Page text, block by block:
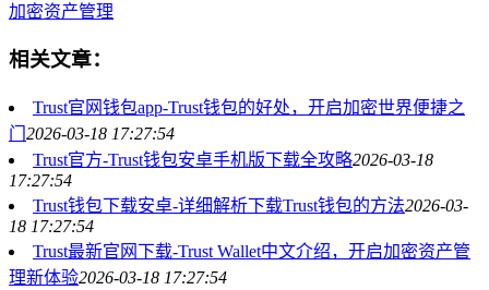
加密资产管理
相关文章：
Trust官网钱包app-Trust钱包的好处，开启加密世界便捷之
门 2026-03-18 17:27:54
Trust官方-Trust钱包安卓手机版下载全攻略2026-03-18
17:27:54
Trust钱包下载安卓-详细解析下载Trust钱包的方法2026-03-
18 17:27:54
Trust最新官网下载-Trust Wallet中文介绍，开启加密资产管
理新体验2026-03-18 17:27:54